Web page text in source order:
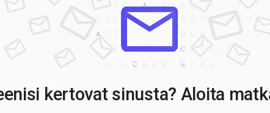
kertovat sinusta? Aloita